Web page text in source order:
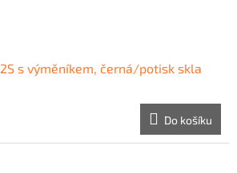
s výměníkem, černá/potisk skla
Do košíku